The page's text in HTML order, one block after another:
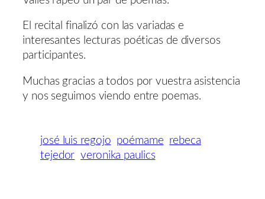
El recital finalizó con las variadas e
interesantes lecturas poéticas de diversos
participantes.
Muchas gracias a todos por vuestra asistencia
y nos seguimos viendo entre poemas.
josé luis regojo poémame rebeca
tejedor veronika paulics